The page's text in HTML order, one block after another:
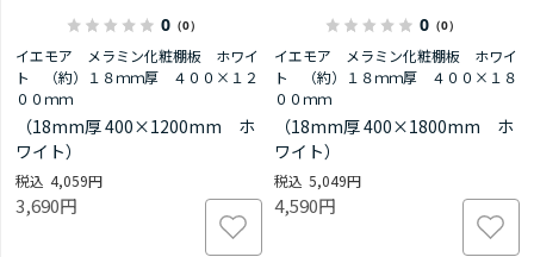
0 （0）
イエモア メラミン化粧棚板 ホワイ
ト （約）１８ｍｍ厚 ４００×１２
００ｍｍ
（18mm厚 400×1200mm ホ
ワイト）
4,059円
3,690円
0（0）
イエモア メラミン化粧棚板 ホワイ
ト （約）１８ｍｍ厚 ４００×１８
００ｍｍ
（18mm厚 400×1800mm ホ
ワイト）
5,049円
4,590円